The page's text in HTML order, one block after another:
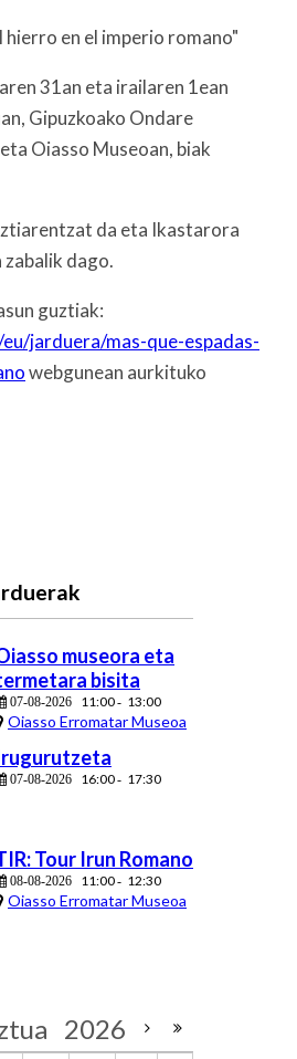
hierro en el imperio romano"
31an eta irailaren 1ean
Gipuzkoako Ondare
Oiasso Museoan, biak
da eta Ikastarora
dago.
guztiak:
jarduera/mas-que-espadas-
webgunean aurkituko
museora eta
bisita
07-08-2026 11:00- 13:00
Oiasso Erromatar Museoa
07-08-2026 16:00- 17:30
Tour Irun Romano
08-08-2026 11:00- 12:30
Oiasso Erromatar Museoa
2026